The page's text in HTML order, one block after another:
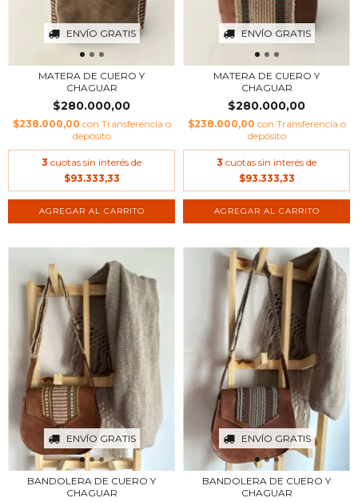
ENVÍO GRATIS
MATERA DE CUERO Y
CHAGUAR
$280.000,00
$238.000,00 con Transferencia o
depósito
3 cuotas sin interés de
$93.333,33
ENVÍO GRATIS
MATERA DE CUERO Y
CHAGUAR
$280.000,00
$238.000,00 con Transferencia o
depósito
3 cuotas sin interés de
$93.333,33
ENVÍO GRATIS
BANDOLERA DE CUERO Y
CHAGUAR
ENVÍO GRATIS
BANDOLERA DE CUERO Y
CHAGUAR